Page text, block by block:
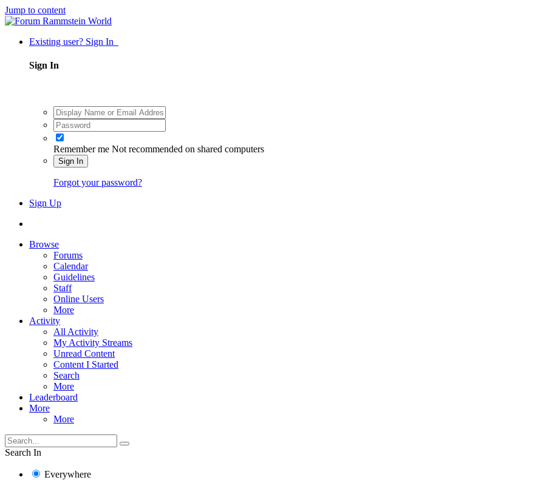
Jump to content
Existing user? Sign In
Sign In
Remember me Not recommended on shared computers
Sign In
Forgot your password?
Sign Up
Browse
Forums
Calendar
Guidelines
Staff
Online Users
More
Activity
All Activity
My Activity Streams
Unread Content
Content I Started
Search
More
Leaderboard
More
More
Search In
Everywhere